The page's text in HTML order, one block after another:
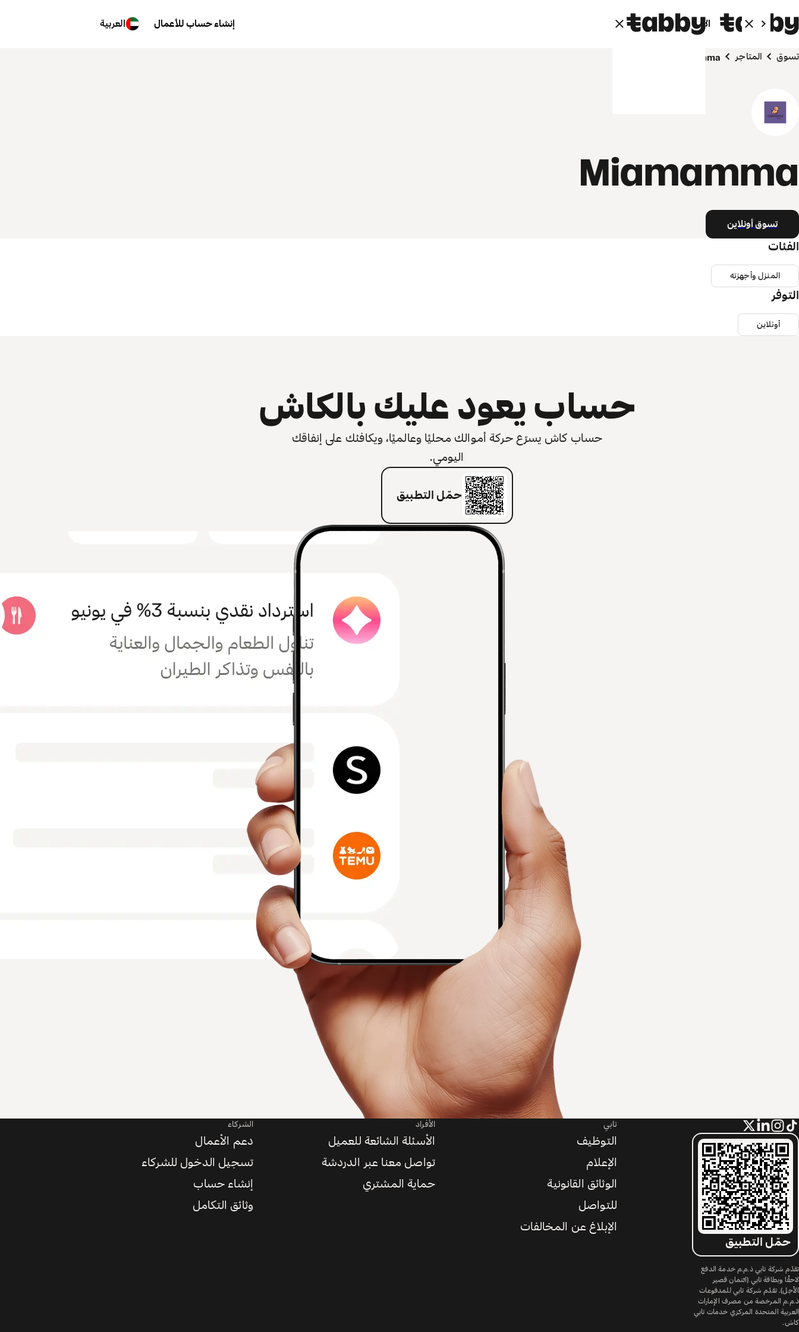
الأفراد الشركاء إنشاء حساب للأعمال العربية
تسوق المتاجر Miamamma
Miamamma
تسوق أونلاين
الفئات
المنزل وأجهزته
التوفر
أونلاين
حساب يعود عليك بالكاش
حساب كاش يسرّع حركة أموالك محليًا وعالميًا، ويكافئك على إنفاقك
اليومي.
حمّل التطبيق
حمّل التطبيق
تقدّم شركة تابي ذ.م.م خدمة الدفع
لاحقًا وبطاقة تابي (ائتمان قصير
الأجل). تقدّم شركة تابي للمدفوعات
ذ.م.م المرخصة من مصرف الإمارات
العربية المتحدة المركزي خدمات تابي
كاش.
تابي
التوظيف
الإعلام
الوثائق القانونية
للتواصل
الإبلاغ عن المخالفات
الأفراد
الأسئلة الشائعة للعميل
تواصل معنا عبر الدردشة
حماية المشتري
الشركاء
دعم الأعمال
تسجيل الدخول للشركاء
إنشاء حساب
وثائق التكامل